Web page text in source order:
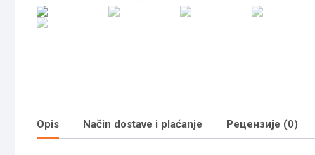
Opis
Način dostave i plaćanje Рецензије (0)